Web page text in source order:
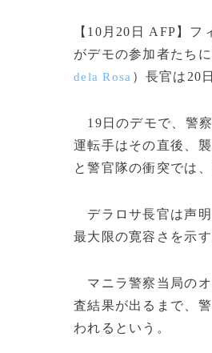
【10月20日 AFP】
がデモの参加者たち
dela Rosa ）長官は20
19日のデモで、警
運転手はその直後、
と警官隊の衝突では
デラロサ長官は声明
最大限の寛容さを示
マニラ警察当局の
査結果が出るまで、
われるという。